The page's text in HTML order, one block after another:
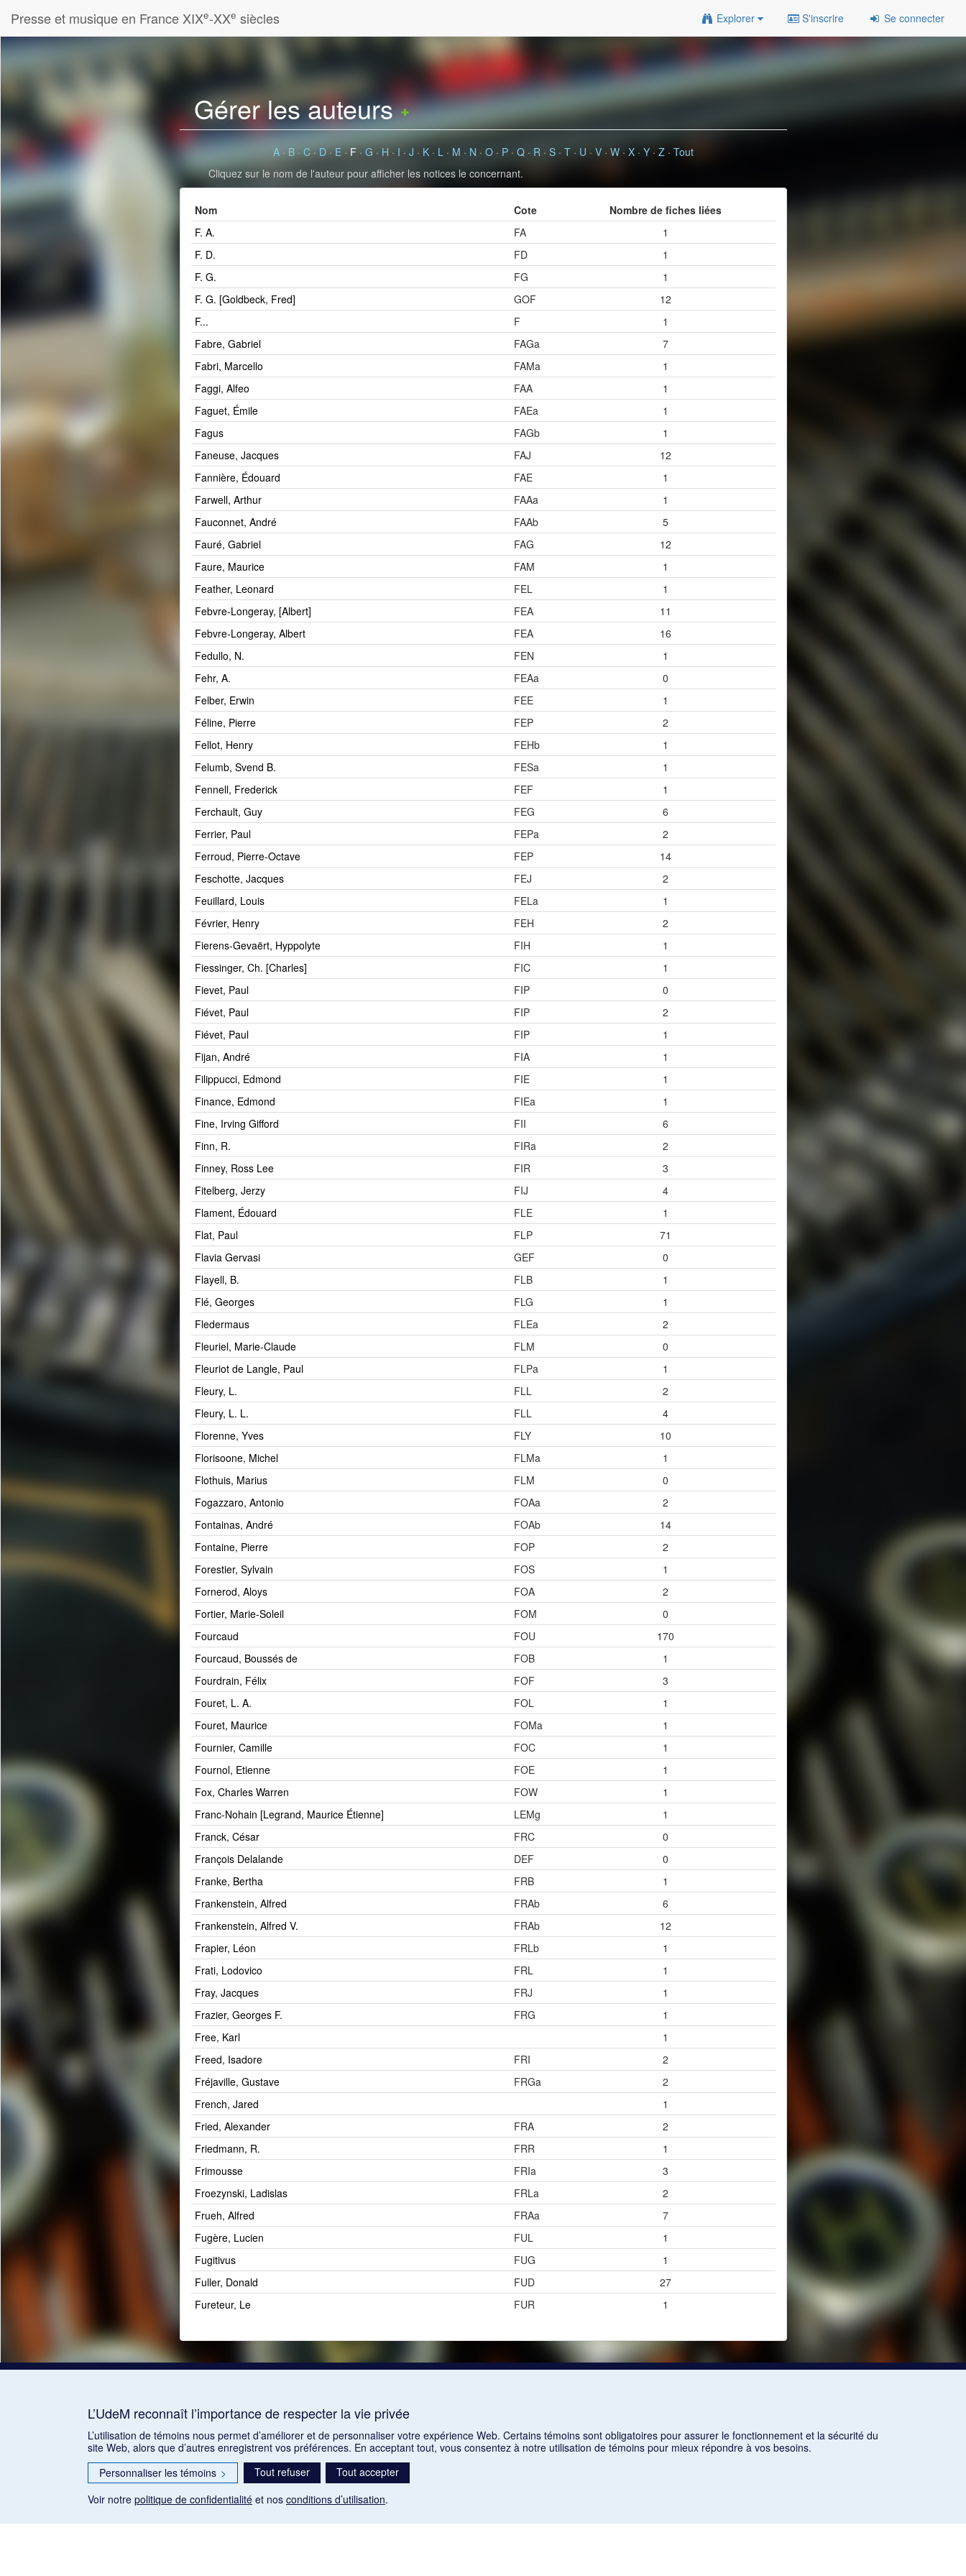
Presse et musique en France XIXe-XXe siècles Explorer S'inscrire Se connecter
Gérer les auteurs
A· B·C·D·E· F· G · H · I · J · K· L· M · N · O· P· Q· R· S· T· U · V· W· X· Y· Z· Tout
Cliquez sur le nom de l'auteur pour afficher les notices le concernant.
Nom Cote
Nombre de fiches liées
F. A.
FA
1
F. D.
FD
1
F. G.
FG
1
F. G. [Goldbeck, Fred]­
GOF
12
F...
F
1
Fabre, Gabriel
FAGa
7
Fabri, Marcello
FAMa
1
Faggi, Alfeo
FAA
1
Faguet, Émile
FAEa
1
Fagus
FAGb
1
Faneuse, Jacques
FAJ
12
Fannière, Édouard
FAE
1
Farwell, Arthur
FAAa
1
Fauconnet, André
FAAb
5
Fauré, Gabriel
FAG
12
Faure, Maurice
FAM
1
Feather, Leonard
FEL
1
Febvre-Longeray, [Albert]
FEA
11
Febvre-Longeray, Albert
FEA
16
Fedullo, N.
FEN
1
Fehr, A.
FEAa
0
Felber, Erwin
FEE
1
Féline, Pierre
FEP
2
Fellot, Henry
FEHb
1
Felumb, Svend B.
FESa
1
Fennell, Frederick
FEF
1
Ferchault, Guy
FEG
6
Ferrier, Paul
FEPa
2
Ferroud, Pierre-Octave
FEP
14
Feschotte, Jacques
FEJ
2
Feuillard, Louis
FELa
1
Février, Henry
FEH
2
Fierens-Gevaërt, Hyppolyte
FIH
1
Fiessinger, Ch. [Charles]
FIC
1
Fievet, Paul
FIP
0
Fiévet, Paul
FIP
2
Fiévet, Paul
FIP
1
Fijan, André
FIA
1
Filippucci, Edmond
FIE
1
Finance, Edmond
FIEa
1
Fine, Irving Gifford
FII
6
Finn, R.
FIRa
2
Finney, Ross Lee
FIR
3
Fitelberg, Jerzy
FIJ
4
Flament, Édouard
FLE
1
Flat, Paul
FLP
71
Flavia Gervasi
GEF
0
Flayell, B.
FLB
1
Flé, Georges
FLG
1
Fledermaus
FLEa
2
Fleuriel, Marie-Claude
FLM
0
Fleuriot de Langle, Paul
FLPa
1
Fleury, L.
FLL
2
Fleury, L. L.
FLL
4
Florenne, Yves
FLY
10
Florisoone, Michel
FLMa
1
Flothuis, Marius
FLM
0
Fogazzaro, Antonio
FOAa
2
Fontainas, André
FOAb
14
Fontaine, Pierre
FOP
2
Forestier, Sylvain
FOS
1
Fornerod, Aloys
FOA
2
Fortier, Marie-Soleil
FOM
0
Fourcaud
FOU
170
Fourcaud, Boussés de
FOB
1
Fourdrain, Félix
FOF
3
Fouret, L. A.
FOL
1
Fouret, Maurice
FOMa
1
Fournier, Camille
FOC
1
Fournol, Etienne
FOE
1
Fox, Charles Warren
FOW
1
Franc-Nohain [Legrand, Maurice Étienne]
LEMg
1
Franck, César
FRC
0
François Delalande
DEF
0
Franke, Bertha
FRB
1
Frankenstein, Alfred
FRAb
6
Frankenstein, Alfred V.
FRAb
12
Frapier, Léon
FRLb
1
Frati, Lodovico
FRL
1
Fray, Jacques
FRJ
1
Frazier, Georges F.
FRG
1
Free, Karl
1
Freed, Isadore
FRI
2
Fréjaville, Gustave
FRGa
2
French, Jared
1
Fried, Alexander
FRA
2
Friedmann, R.
FRR
1
Frimousse
FRIa
3
Froezynski, Ladislas
FRLa
2
Frueh, Alfred
FRAa
7
Fugère, Lucien
FUL
1
Fugitivus
FUG
1
Fuller, Donald
FUD
27
Fureteur, Le
FUR 1
L’UdeM reconnaît l’importance de respecter la vie privée
L’utilisation de témoins nous permet d’améliorer et de personnaliser votre expérience Web. Certains témoins sont obligatoires pour assurer le fonctionnement et la sécurité du
site Web, alors que d’autres enregistrent vos préférences. En acceptant tout, vous consentez à notre utilisation de témoins pour mieux répondre à vos besoins.
Personnaliser les témoins > Tout refuser
Tout accepter
Voir notre politique de confidentialité et nos conditions d’utilisation.